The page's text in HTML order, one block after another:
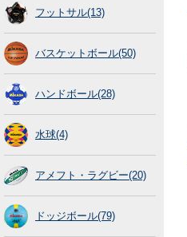
フットサル(13)
バスケットボール(50)
ハンドボール(28)
水球(4)
アメフト・ラグビー(20)
ドッジボール(79)